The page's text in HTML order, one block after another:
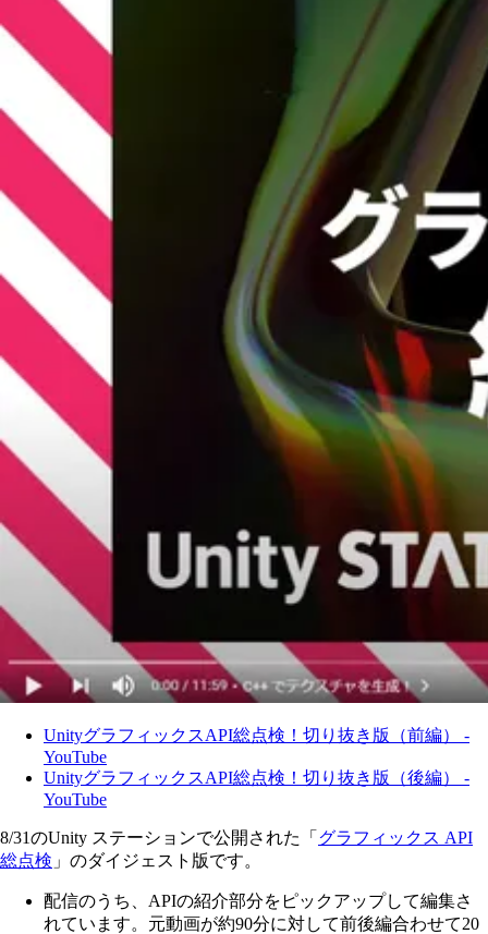
UnityグラフィックスAPI総点検！切り抜き版（前編） -
YouTube
UnityグラフィックスAPI総点検！切り抜き版（後編） -
YouTube
8/31のUnity ステーションで公開された「 グラフィックス API
総点検 」のダイジェスト版です。
配信のうち、APIの紹介部分をピックアップして編集さ
れています。元動画が約90分に対して前後編合わせて20